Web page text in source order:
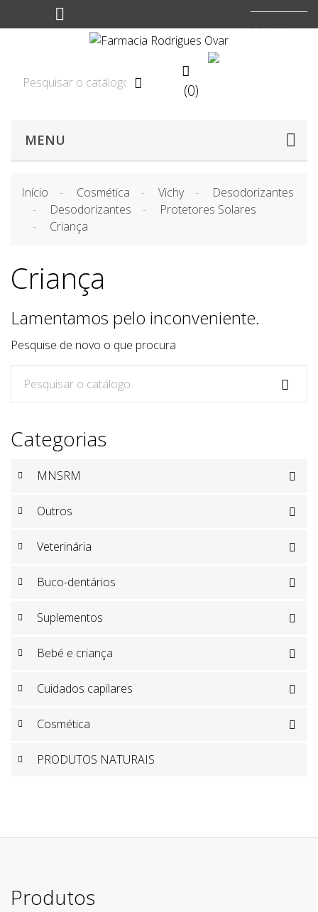
Moeda:


(0)
MENU
Início Cosmética Vichy
Desodorizantes
Desodorizantes
Protetores Solares
Criança
Categorias
MNSRM 
Outros 
Veterinária 
Buco-dentários 
Suplementos 
Bebé e criança 
Cuidados capilares 
Cosmética 
PRODUTOS NATURAIS
Criança
Lamentamos pelo inconveniente.
Pesquise de novo o que procura

Produtos